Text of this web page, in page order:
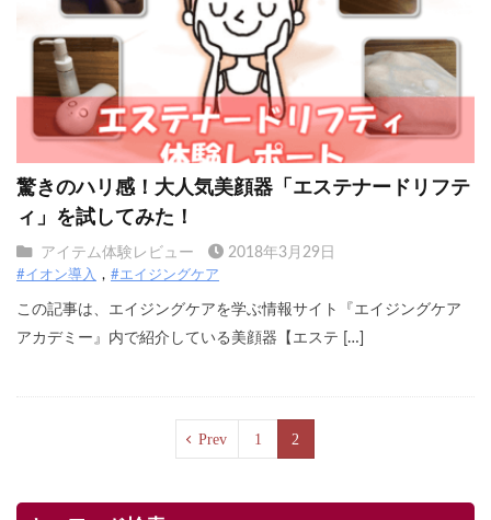
驚きのハリ感！大人気美顔器「エステナードリフテ
ィ」を試してみた！
アイテム体験レビュー 2018年3月29日
#イオン導入 #エイジングケア
この記事は、エイジングケアを学ぶ情報サイト『エイジングケア
アカデミー』内で紹介している美顔器【エステ […]
Prev 1 2